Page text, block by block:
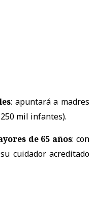
: apuntará a madres
mil infantes).
de 65 años: con
cuidador acreditado